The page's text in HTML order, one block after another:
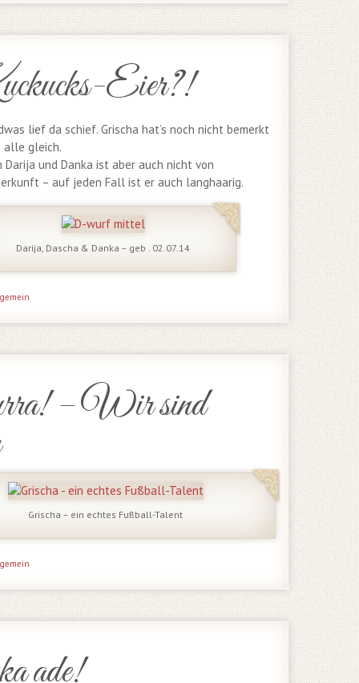
Eier?!
lief da schief. Grischa hat’s noch nicht bemerkt
alle gleich.
Darija und Danka ist aber auch nicht von
– auf jeden Fall ist er auch langhaarig.
Darija, Dascha & Danka – geb . 02.07.14
– Wir sind
Grischa – ein echtes Fußball-Talent
ade!